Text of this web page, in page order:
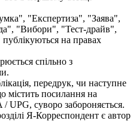
"Експертиза", "Заява",
"Вибори", "Тест-драйв",
на правах
спільно з
передрук, чи наступне
містить посилання на
UPG, суворо забороняється.
Я-Корреспондент є автор